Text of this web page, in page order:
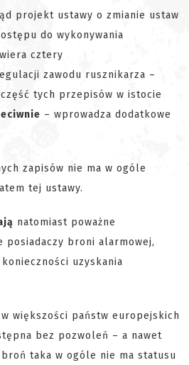
projekt ustawy o zmianie ustaw
do wykonywania
cztery
zawodu rusznikarza –
tych przepisów w istocie
– wprowadza dodatkowe
zapisów nie ma w ogóle
tej ustawy.
natomiast poważne
posiadaczy broni alarmowej,
uzyskania
większości państw europejskich
bez pozwoleń – a nawet
taka w ogóle nie ma statusu